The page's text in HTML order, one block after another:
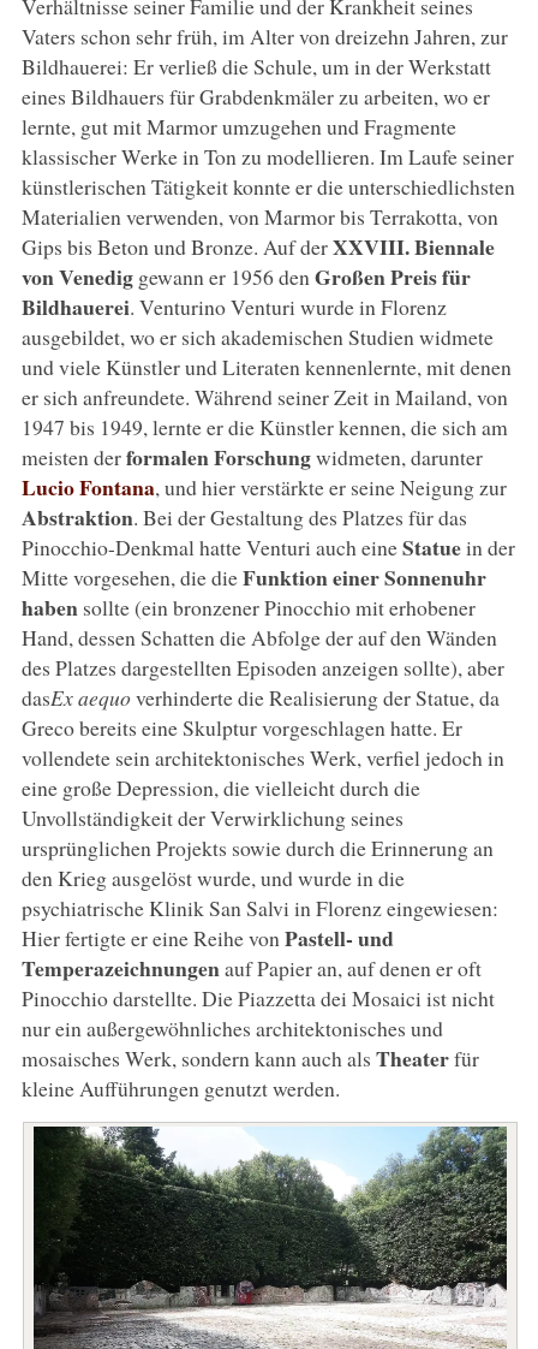
Vaters schon sehr früh, im Alter von dreizehn Jahren, zur
Bildhauerei: Er verließ die Schule, um in der Werkstatt
eines Bildhauers für Grabdenkmäler zu arbeiten, wo er
lernte, gut mit Marmor umzugehen und Fragmente
klassischer Werke in Ton zu modellieren. Im Laufe seiner
künstlerischen Tätigkeit konnte er die unterschiedlichsten
Materialien verwenden, von Marmor bis Terrakotta, von
Gips bis Beton und Bronze. Auf derXXVIII. Biennale
von Venediggewann er 1956 den Großen Preis für
Bildhauerei. Venturino Venturi wurde in Florenz
ausgebildet, wo er sich akademischen Studien widmete
und viele Künstler und Literaten kennenlernte, mit denen
er sich anfreundete. Während seiner Zeit in Mailand, von
1947 bis 1949, lernte er die Künstler kennen, die sich am
meisten derformalen Forschungwidmeten, darunter
Lucio Fontana, und hier verstärkte er seine Neigung zur
Abstraktion. Bei der Gestaltung des Platzes für das
Pinocchio-Denkmal hatte Venturi auch eineStatuein der
Mitte vorgesehen, die dieFunktion einer Sonnenuhr
haben sollte (ein bronzener Pinocchio mit erhobener
Hand, dessen Schatten die Abfolge der auf den Wänden
des Platzes dargestellten Episoden anzeigen sollte), aber
dasEx aequoverhinderte die Realisierung der Statue, da
Greco bereits eine Skulptur vorgeschlagen hatte. Er
vollendete sein architektonisches Werk, verfiel jedoch in
eine große Depression, die vielleicht durch die
Unvollständigkeit der Verwirklichung seines
ursprünglichen Projekts sowie durch die Erinnerung an
den Krieg ausgelöst wurde, und wurde in die
psychiatrische Klinik San Salvi in Florenz eingewiesen:
Hier fertigte er eine Reihe von Pastell- und
Temperazeichnungenauf Papier an, auf denen er oft
Pinocchio darstellte. Die Piazzetta dei Mosaici ist nicht
nur ein außergewöhnliches architektonisches und
mosaisches Werk, sondern kann auch als Theaterfür
kleine Aufführungen genutzt werden.